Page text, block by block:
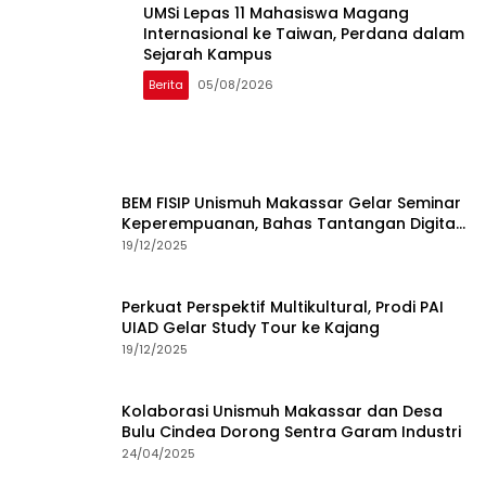
UMSi Lepas 11 Mahasiswa Magang
Internasional ke Taiwan, Perdana dalam
Sejarah Kampus
Berita 05/08/2026
BEM FISIP Unismuh Makassar Gelar Seminar
Keperempuanan, Bahas Tantangan Digital
dan Budaya Lokal
19/12/2025
Perkuat Perspektif Multikultural, Prodi PAI
UIAD Gelar Study Tour ke Kajang
19/12/2025
Kolaborasi Unismuh Makassar dan Desa
Bulu Cindea Dorong Sentra Garam Industri
24/04/2025